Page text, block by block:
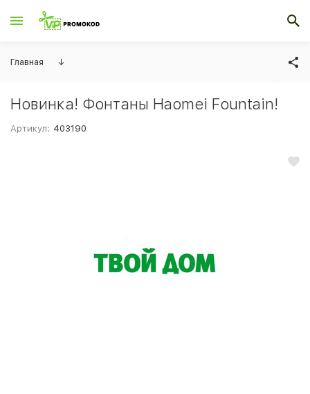
Главная ↓
Новинка! Фонтаны Haomei Fountain!
Артикул: 403190